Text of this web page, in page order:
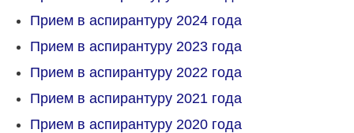
Прием в аспирантуру 2024 года
Прием в аспирантуру 2023 года
Прием в аспирантуру 2022 года
Прием в аспирантуру 2021 года
Прием в аспирантуру 2020 года